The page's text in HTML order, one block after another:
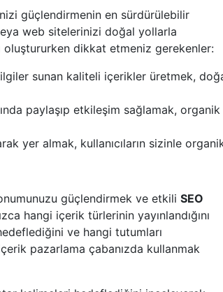
güçlendirmenin en sürdürülebilir
veya web sitelerinizi doğal yollarla
oluştururken dikkat etmeniz gerekenler:
sunan kaliteli içerikler üretmek,
paylaşıp etkileşim sağlamak, organik
yer almak, kullanıcıların sizinle
güçlendirmek ve etkili SEO
hangi içerik türlerinin yayınlandığını
ve hangi tutumları
pazarlama çabanızda kullanmak